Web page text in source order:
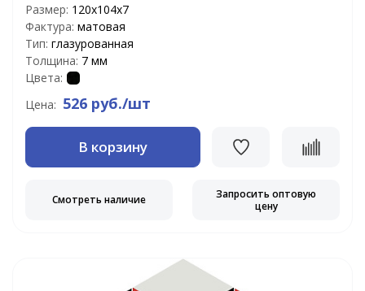
Размер: 120х104х7
Фактура: матовая
Тип: глазурованная
Толщина: 7 мм
Цвета:
Цена: 526 руб./шт
В корзину
Смотреть наличие
Запросить оптовую
цену